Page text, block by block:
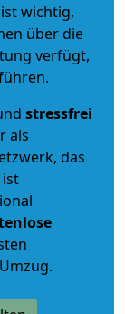
wichtig,
über die
verfügt,
stressfrei
als
das
ist